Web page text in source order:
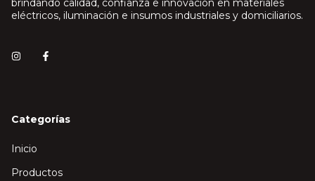
brindando calidad, confianza e innovación en materiales
eléctricos, iluminación e insumos industriales y domiciliarios.
Categorías
Inicio
Productos